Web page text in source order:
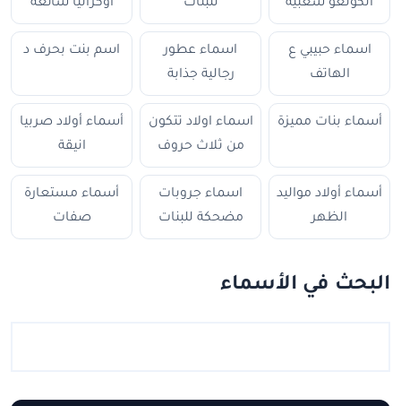
الكونغو شعبية للبنات أوكرانيا شائعة
اسماء حبيبي ع
الهاتف
اسماء عطور
رجالية جذابة
اسم بنت بحرف د
أسماء بنات مميزة
اسماء اولاد تتكون
من ثلاث حروف
أسماء أولاد صربيا
انيقة
أسماء أولاد مواليد
الظهر
اسماء جروبات
مضحكة للبنات
أسماء مستعارة
صفات
البحث في الأسماء